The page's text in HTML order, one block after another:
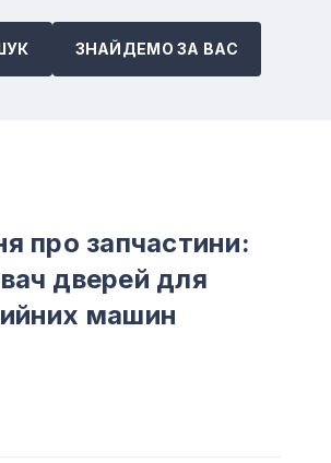
ЗНАЙДЕМО ЗА ВАС
про запчастини:
дверей для
машин